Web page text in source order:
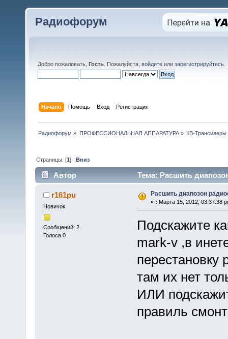
Радиофорум
Добро пожаловать, Гость . Пожалуйста, войдите или зарегистрируйтесь
Начало Помощь Вход Регистрация
Радиофорум » ПРОФЕССИОНАЛЬНАЯ АППАРАТУРА» КВ-Трансиверы
Страницы: [1]Вниз
Автор Тема: Расшить
r161pu
Новичок
Сообщений: 2
Голоса 0
Расшить диапозон
« : Марта 15, 2012, 03:37:38
Подскажите
mark-v ,в
перестановку
там их нет
ИЛИ
правиль